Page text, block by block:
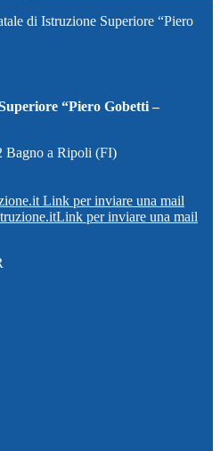
di Istruzione Superiore “Piero
“Piero Gobetti –
Bagno a Ripoli (FI)
Link per inviare una mail
Link per inviare una mail